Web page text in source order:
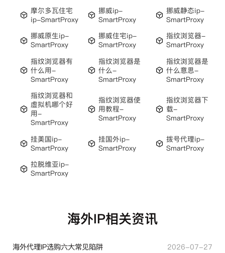
摩尔多瓦住宅
ip-SmartProxy
挪威ip-
SmartProxy
挪威静态ip-
SmartProxy
挪威原生ip-
SmartProxy
挪威住宅ip-
SmartProxy
指纹浏览器-
SmartProxy
指纹浏览器有
什么用-
SmartProxy
指纹浏览器是
什么-
SmartProxy
指纹浏览器是
什么意思-
SmartProxy
指纹浏览器和
虚拟机哪个好
用-
SmartProxy
指纹浏览器使
用教程-
SmartProxy
指纹浏览器下
载-
SmartProxy
挂美国ip-
SmartProxy
挂国外ip-
SmartProxy
拨号代理ip-
SmartProxy
拉脱维亚ip-
SmartProxy
海外IP相关资讯
海外代理IP选购六大常见陷阱
2026-07-27